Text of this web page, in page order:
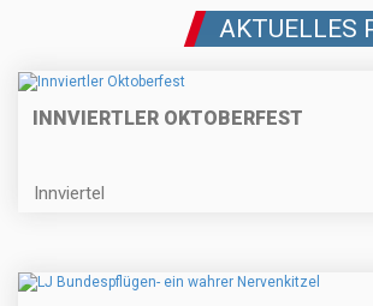
AKTUELLES
INNVIERTLER OKTOBERFEST
Innviertel